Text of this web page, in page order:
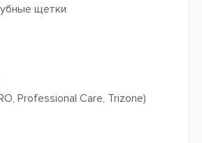
щетки
Professional Care, Trizone)